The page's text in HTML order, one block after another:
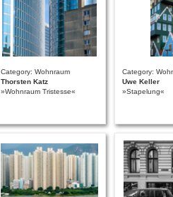
Category: Wohnraum
Thorsten Katz
»Wohnraum Tristesse«
Category:
Uwe Keller
»Stapelung«